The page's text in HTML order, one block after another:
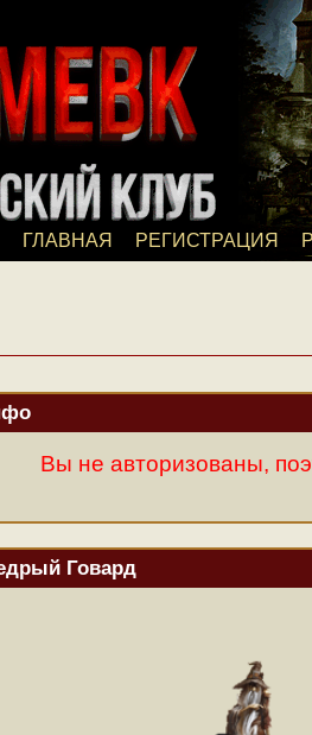
ГЛАВНАЯ РЕГИСТРАЦИЯ
Вы не авторизованы,
Говард